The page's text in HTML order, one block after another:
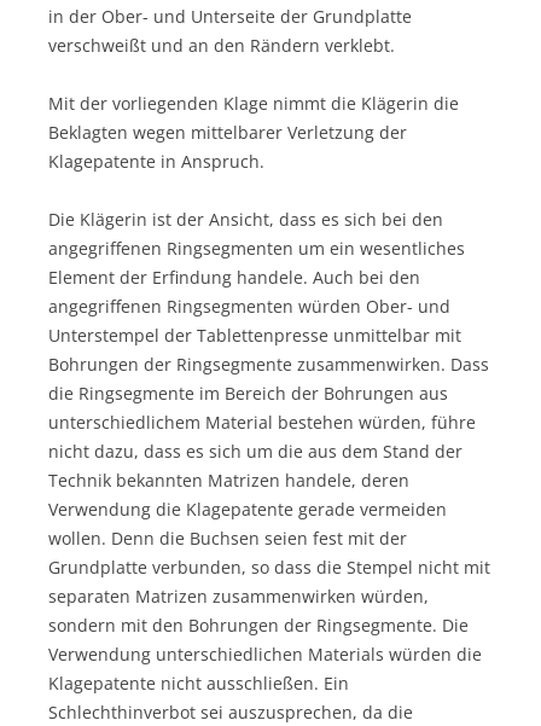
in der Ober- und Unterseite der Grundplatte
verschweißt und an den Rändern verklebt.
Mit der vorliegenden Klage nimmt die Klägerin die
Beklagten wegen mittelbarer Verletzung der
Klagepatente in Anspruch.
Die Klägerin ist der Ansicht, dass es sich bei den
angegriffenen Ringsegmenten um ein wesentliches
Element der Erfindung handele. Auch bei den
angegriffenen Ringsegmenten würden Ober- und
Unterstempel der Tablettenpresse unmittelbar mit
Bohrungen der Ringsegmente zusammenwirken. Dass
die Ringsegmente im Bereich der Bohrungen aus
unterschiedlichem Material bestehen würden, führe
nicht dazu, dass es sich um die aus dem Stand der
Technik bekannten Matrizen handele, deren
Verwendung die Klagepatente gerade vermeiden
wollen. Denn die Buchsen seien fest mit der
Grundplatte verbunden, so dass die Stempel nicht mit
separaten Matrizen zusammenwirken würden,
sondern mit den Bohrungen der Ringsegmente. Die
Verwendung unterschiedlichen Materials würden die
Klagepatente nicht ausschließen. Ein
Schlechthinverbot sei auszusprechen, da die